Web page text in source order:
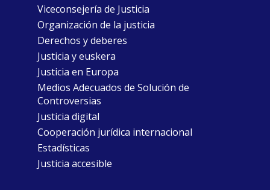
Viceconsejería de Justicia
Organización de la justicia
Derechos y deberes
Justicia y euskera
Justicia en Europa
Medios Adecuados de Solución de
Controversias
Justicia digital
Cooperación jurídica internacional
Estadísticas
Justicia accesible